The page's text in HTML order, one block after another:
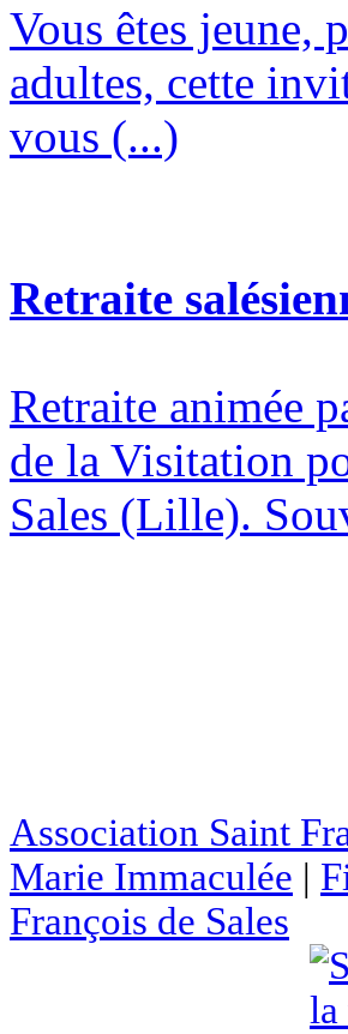
Vous êtes jeune,
adultes, cette
vous (...)
Retraite
Retraite animée
de la Visitation
Sales (Lille).
Association Saint
Marie Immaculée |
François de Sales